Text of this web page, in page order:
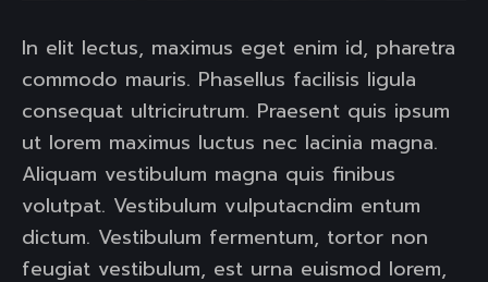
In elit lectus, maximus eget enim id, pharetra
commodo mauris. Phasellus facilisis ligula
consequat ultricirutrum. Praesent quis ipsum
ut lorem maximus luctus nec lacinia magna.
Aliquam vestibulum magna quis finibus
volutpat. Vestibulum vulputacndim entum
dictum. Vestibulum fermentum, tortor non
feugiat vestibulum, est urna euismod lorem,